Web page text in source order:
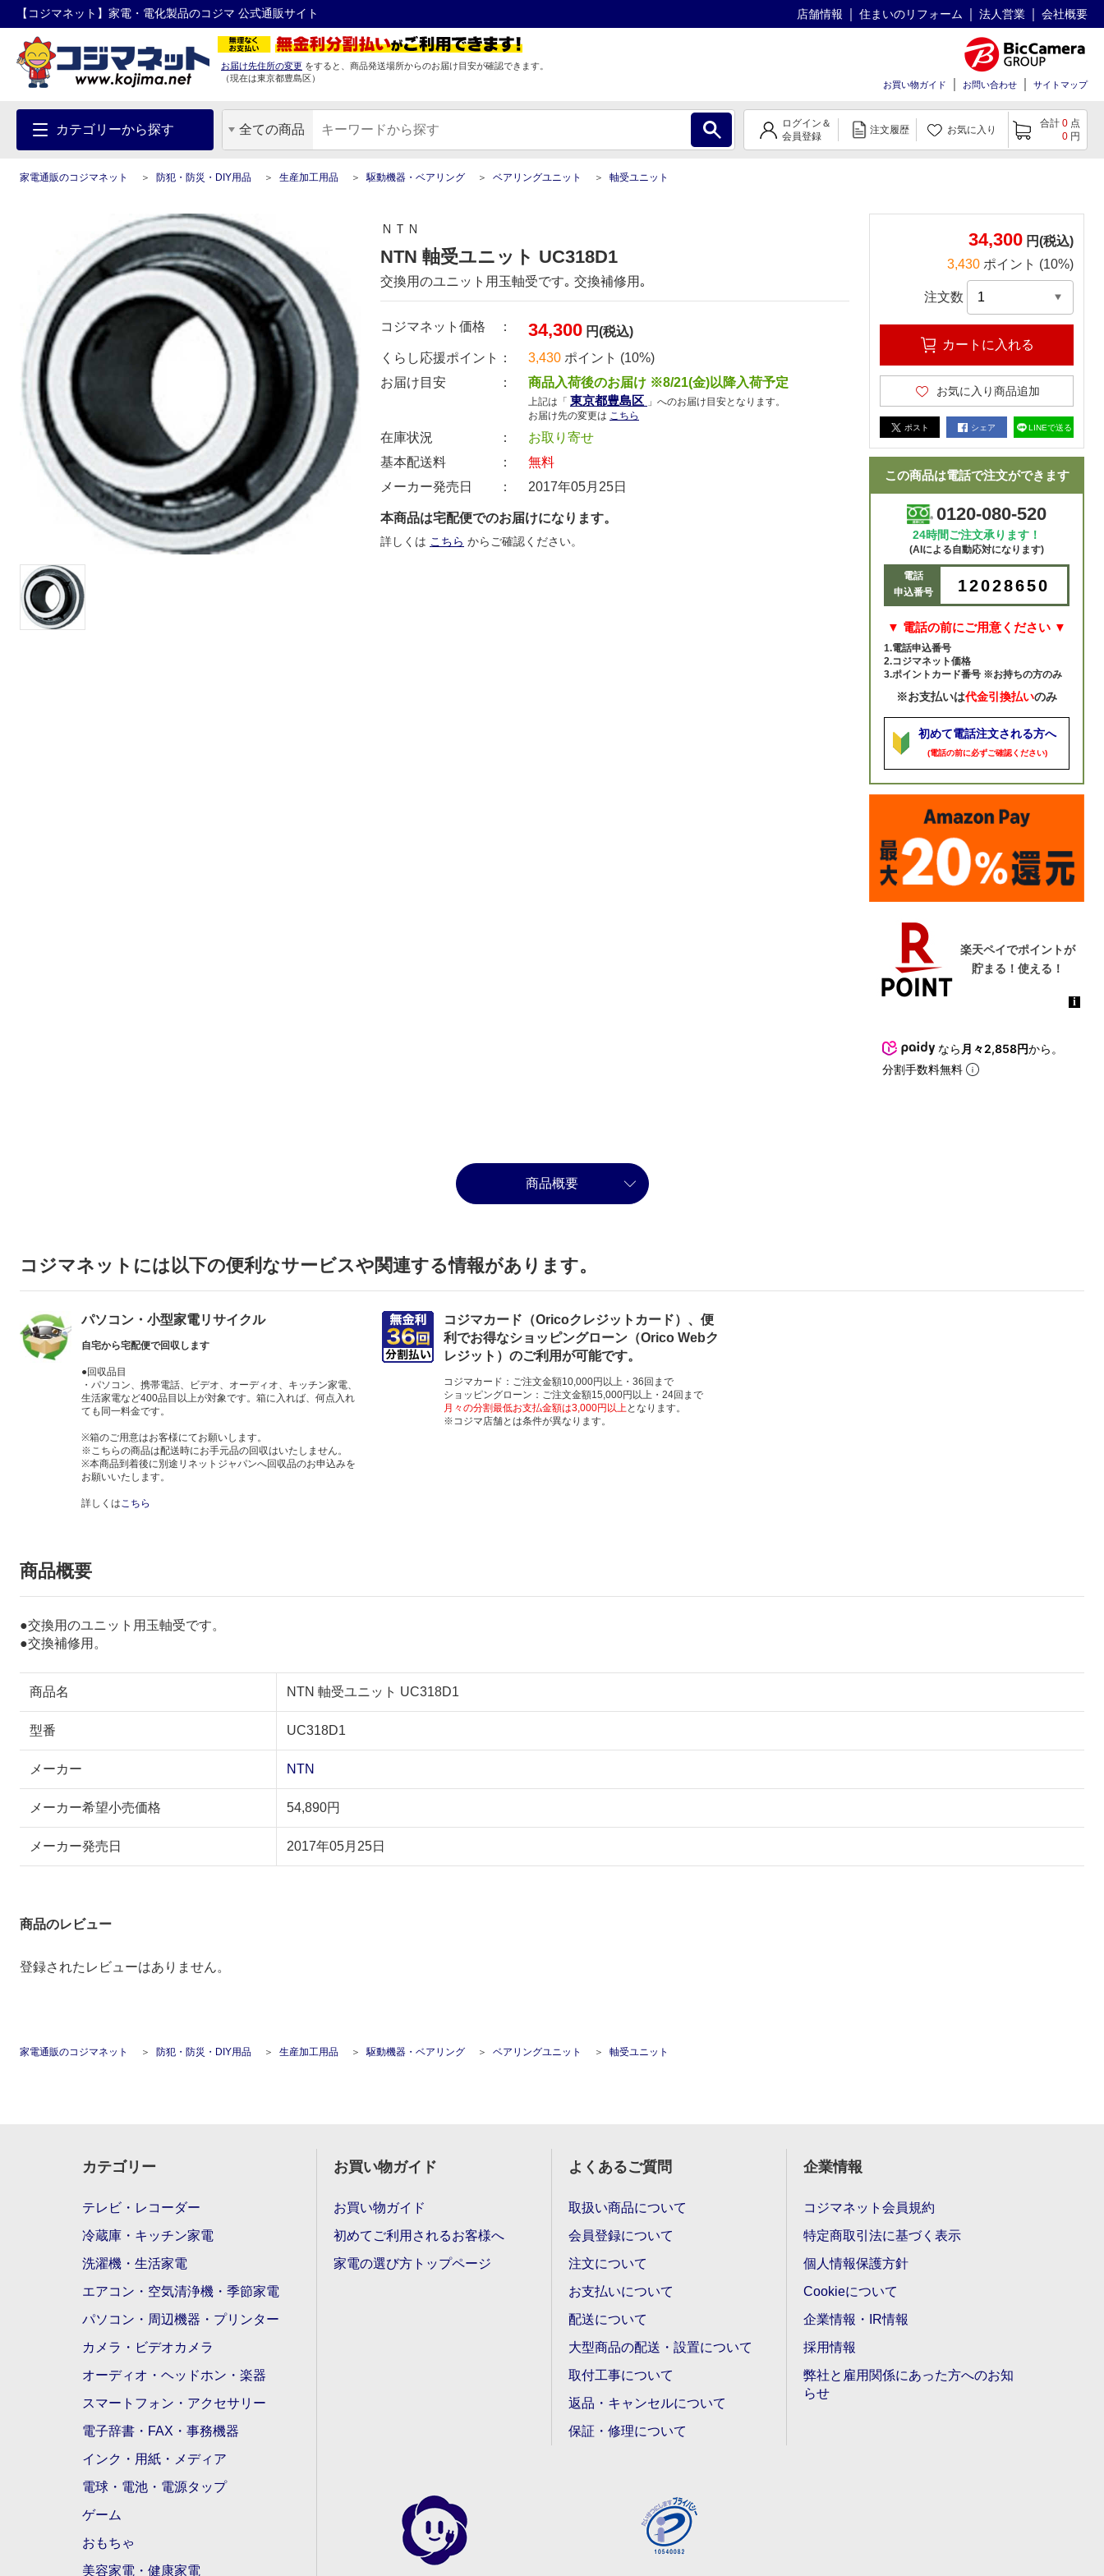
【コジマネット】家電・電化製品のコジマ 公式通販サイト 店舗情報 住まいのリフォーム 法人営業 会社概要
お届け先住所の変更 をすると、商品発送場所からのお届け目安が確認できます。
（現在は東京都豊島区）
お買い物ガイド お問い合わせ サイトマップ
カテゴリーから探す 全ての商品
ログイン＆
会員登録
注文履歴 お気に入り
合計 0 点
0 円
家電通販のコジマネット 防犯・防災・DIY用品 生産加工用品 駆動機器・ベアリング ベアリングユニット 軸受ユニット
ＮＴＮ
NTN 軸受ユニット UC318D1
交換用のユニット用玉軸受です｡ 交換補修用｡
コジマネット価格 ： 34,300 円(税込)
くらし応援ポイント：
3,430 ポイント (10%)
お届け目安 ：
商品入荷後のお届け ※8/21(金)以降入荷予定
上記は「 東京都豊島区 」へのお届け目安となります。
お届け先の変更は こちら
在庫状況 ：
お取り寄せ
基本配送料 ：
無料
メーカー発売日 ：
2017年05月25日
本商品は宅配便でのお届けになります。
詳しくは こちら からご確認ください。
34,300 円(税込)
3,430 ポイント (10%)
注文数
カートに入れる
お気に入り商品追加
ポスト シェア LINEで送る
この商品は電話で注文ができます
0120-080-520
24時間ご注文承ります！
(AIによる自動応対になります)
電話
申込番号
12028650
▼ 電話の前にご用意ください ▼
1.電話申込番号
2.コジマネット価格
3.ポイントカード番号 ※お持ちの方のみ
※お支払いは代金引換払いのみ
初めて電話注文される方へ
(電話の前に必ずご確認ください)
なら 月々2,858円から。
分割手数料無料
商品概要
コジマネットには以下の便利なサービスや関連する情報があります。
パソコン・小型家電リサイクル
自宅から宅配便で回収します
●回収品目
・パソコン、携帯電話、ビデオ、オーディオ、キッチン家電、
生活家電など400品目以上が対象です。箱に入れば、何点入れ
ても同一料金です。
※箱のご用意はお客様にてお願いします。
※こちらの商品は配送時にお手元品の回収はいたしません。
※本商品到着後に別途リネットジャパンへ回収品のお申込みを
お願いいたします。
詳しくはこちら
コジマカード（Oricoクレジットカード）、便
利でお得なショッピングローン（Orico Webク
レジット）のご利用が可能です。
コジマカード：ご注文金額10,000円以上・36回まで
ショッピングローン：ご注文金額15,000円以上・24回まで
月々の分割最低お支払金額は3,000円以上となります。
※コジマ店舗とは条件が異なります。
商品概要
●交換用のユニット用玉軸受です。
●交換補修用。
商品名 NTN 軸受ユニット UC318D1
型番 UC318D1
メーカー NTN
メーカー希望小売価格 54,890円
メーカー発売日 2017年05月25日
商品のレビュー
登録されたレビューはありません。
家電通販のコジマネット 防犯・防災・DIY用品 生産加工用品 駆動機器・ベアリング ベアリングユニット 軸受ユニット
カテゴリー
テレビ・レコーダー
冷蔵庫・キッチン家電
洗濯機・生活家電
エアコン・空気清浄機・季節家電
パソコン・周辺機器・プリンター
カメラ・ビデオカメラ
オーディオ・ヘッドホン・楽器
スマートフォン・アクセサリー
電子辞書・FAX・事務機器
インク・用紙・メディア
電球・電池・電源タップ
ゲーム
おもちゃ
美容家電・健康家電
お買い物ガイド
お買い物ガイド
初めてご利用されるお客様へ
家電の選び方トップページ
よくあるご質問
取扱い商品について
会員登録について
注文について
お支払いについて
配送について
大型商品の配送・設置について
取付工事について
返品・キャンセルについて
保証・修理について
企業情報
コジマネット会員規約
特定商取引法に基づく表示
個人情報保護方針
Cookieについて
企業情報・IR情報
採用情報
弊社と雇用関係にあった方へのお知
らせ